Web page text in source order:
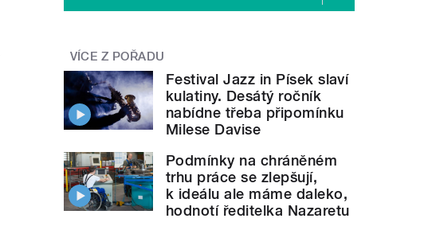
VÍCE Z POŘADU
Festival Jazz in Písek slaví
kulatiny. Desátý ročník
nabídne třeba připomínku
Milese Davise
Podmínky na chráněném
trhu práce se zlepšují,
k ideálu ale máme daleko,
hodnotí ředitelka Nazaretu